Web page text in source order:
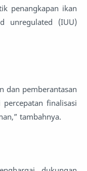
penangkapan ikan
unregulated (IUU)
dan pemberantasan
finalisasi
tambahnya.